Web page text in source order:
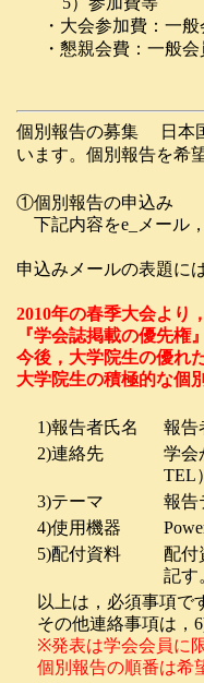
・ 大会参加費：一般
・懇親会費：一般会
個別報告の募集 日本
います。個別報告を希
①個別報告の申込み
下記内容をe_メール
申込みメールの表題に
2010年の春季大会より
『学会誌掲載の優先権
今後，大学院生の優れ
大学院生の積極的な個
1)報告者氏名
報告
2)連絡先
学会
TEL
3)テーマ
報告
4)使用機器
5)配付資料
配付
記す
以上は，必須事項で
その他連絡事項は，
※発表は学会会員に
個別報告の順番は希